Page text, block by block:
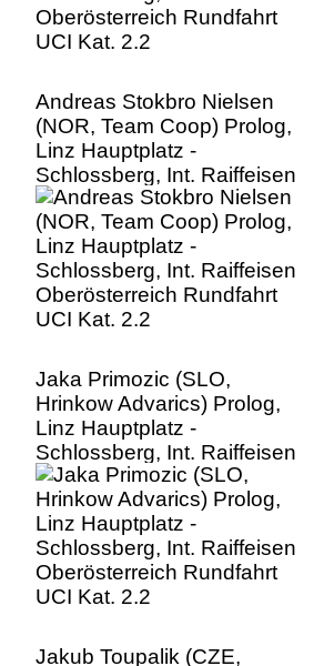
Andreas Stokbro Nielsen
(NOR, Team Coop) Prolog,
Linz Hauptplatz -
Schlossberg, Int. Raiffeisen
Oberösterreich Rundfahrt
UCI Kat. 2.2
Jaka Primozic (SLO,
Hrinkow Advarics) Prolog,
Linz Hauptplatz -
Schlossberg, Int. Raiffeisen
Oberösterreich Rundfahrt
UCI Kat. 2.2
Jakub Toupalik (CZE,